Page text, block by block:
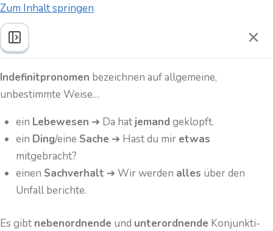
Zum Inhalt springen
Indefinitpronomen
zum
Indefinitpronomen bezeichnen auf allgemeine,
unbestimmte Weise…
ein Lebewesen ➔ Da hat jemand geklopft.
ein Ding/eine Sache ➔ Hast du mir etwas
mitgebracht?
einen Sachverhalt ➔ Wir werden alles über den
Unfall berichte.
Es gibt neben­ordnende und unter­ordnende Kon­junk­ti­